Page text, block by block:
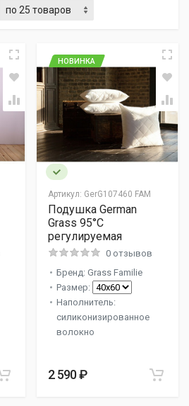
Артикул: GerG107460 FAM
НОВИНКА
Подушка German
Grass 95°C
регулируемая
0 отзывов
Бренд: Grass Familie
Размер:
Наполнитель:
силиконизированное
волокно
2 590 ₽